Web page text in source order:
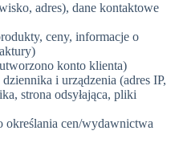
adres), dane kontaktowe
ceny, informacje o
konto klienta)
i urządzenia (adres IP,
strona odsyłająca, pliki
określania cen/wydawnictwa